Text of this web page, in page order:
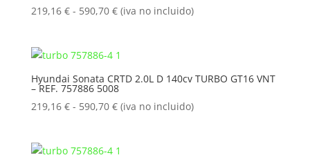
219,16 € - 590,70 €Rango
desde
219,16 €
hasta
590,70 €
(iva no incluido)
Hyundai Sonata CRTD 2.0L D 140cv TURBO GT16 VNT
– REF. 757886 5008
219,16 € - 590,70 €Rango
desde
(iva no incluido)